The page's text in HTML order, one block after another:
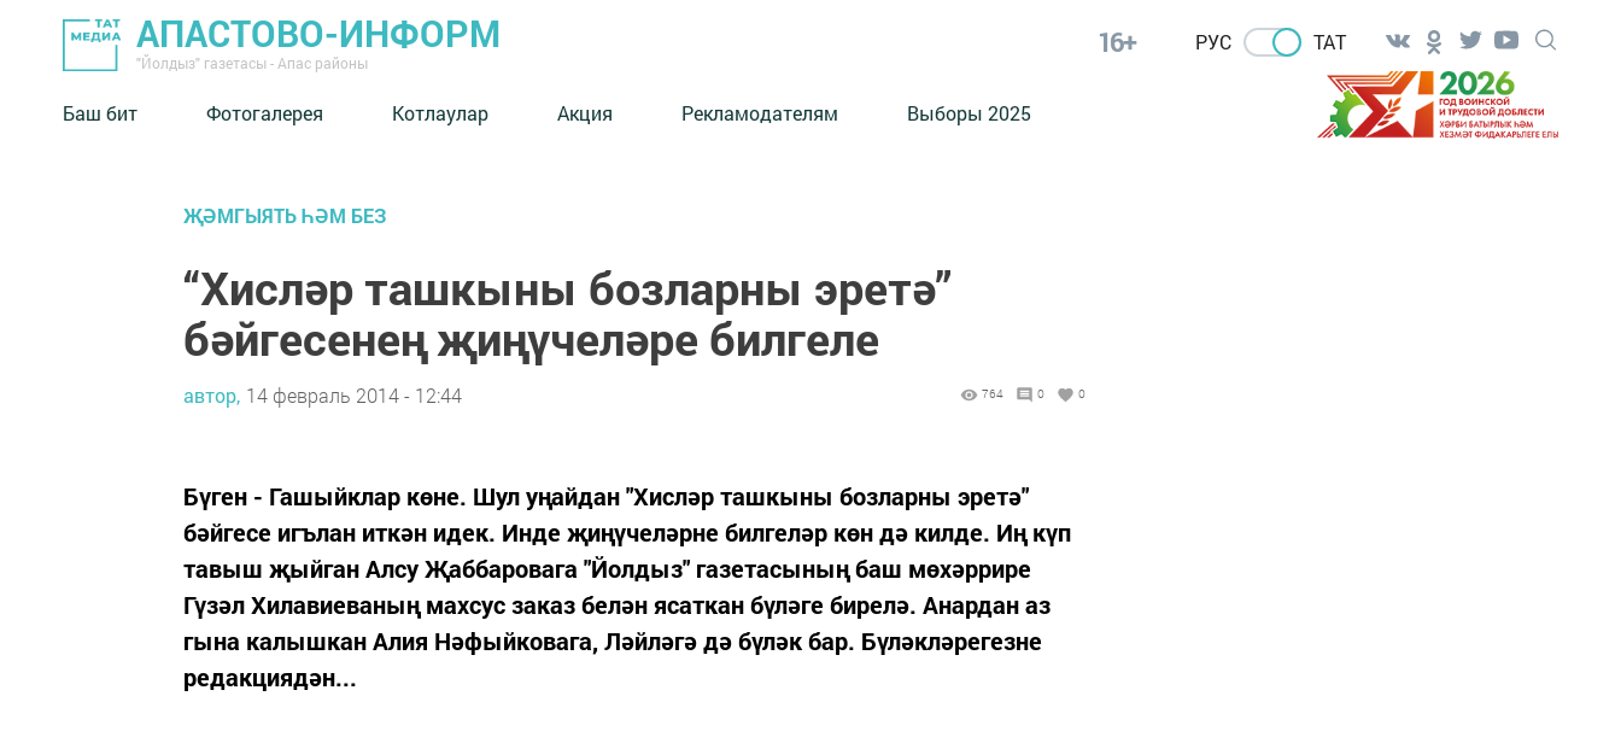
АПАСТОВО-ИНФОРМ
"Йолдыз" газетасы - Апас районы
16+ РУС ТАТ
Баш бит Фотогалерея Котлаулар Акция Рекламодателям Выборы 2025
ҖӘМГЫЯТЬ ҺӘМ БЕЗ
“Хисләр ташкыны бозларны эретә”
бәйгесенең җиңүчеләре билгеле
автор, 14 февраль 2014 - 12:44 764 0 0
Бүген - Гашыйклар көне. Шул уңайдан "Хисләр ташкыны бозларны эретә"
бәйгесе игълан иткән идек. Инде җиңүчеләрне билгеләр көн дә килде. Иң күп
тавыш җыйган Алсу Җаббаровага "Йолдыз" газетасының баш мөхәррире
Гүзәл Хилавиеваның махсус заказ белән ясаткан бүләге бирелә. Анардан аз
гына калышкан Алия Нәфыйковага, Ләйләгә дә бүләк бар. Бүләкләрегезне
редакциядән...